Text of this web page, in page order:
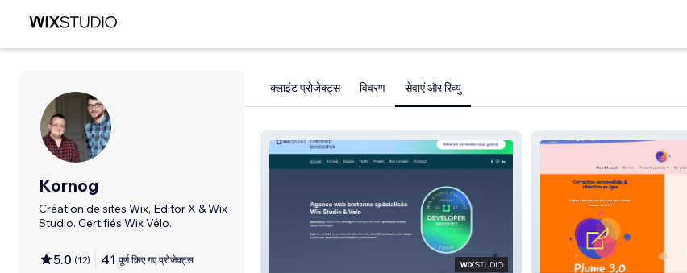
Kornog
Création de sites Wix, Editor X & Wix
Studio. Certifiés Wix Vélo.
5.0 (12) 41 पूर्ण किए गए प्रोजेक्ट्स
क्लाइंट प्रोजेक्ट्स विवरण सेवाएं और रिव्यु
Plume 3.0